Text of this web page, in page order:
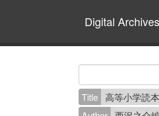
Digital
Title 高等小学読